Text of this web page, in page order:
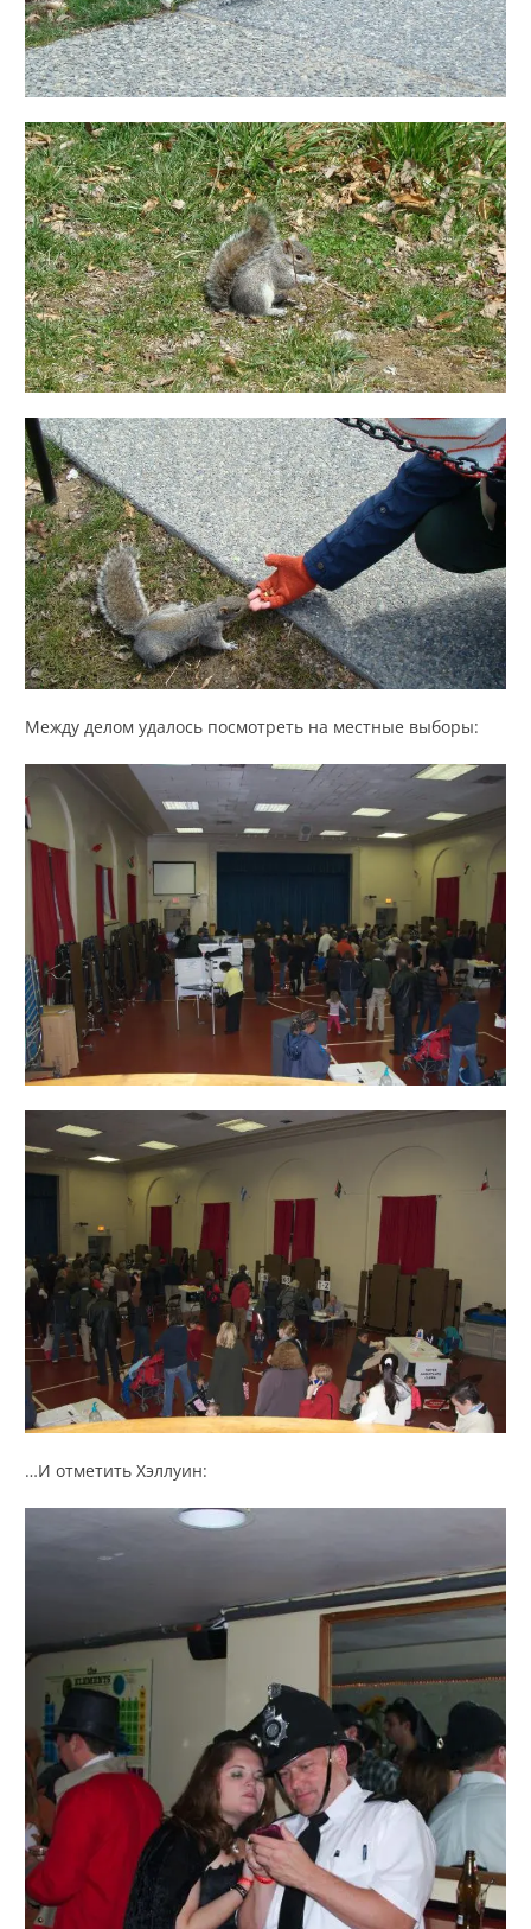
Между делом удалось посмотреть на местные выборы:
…И отметить Хэллуин: